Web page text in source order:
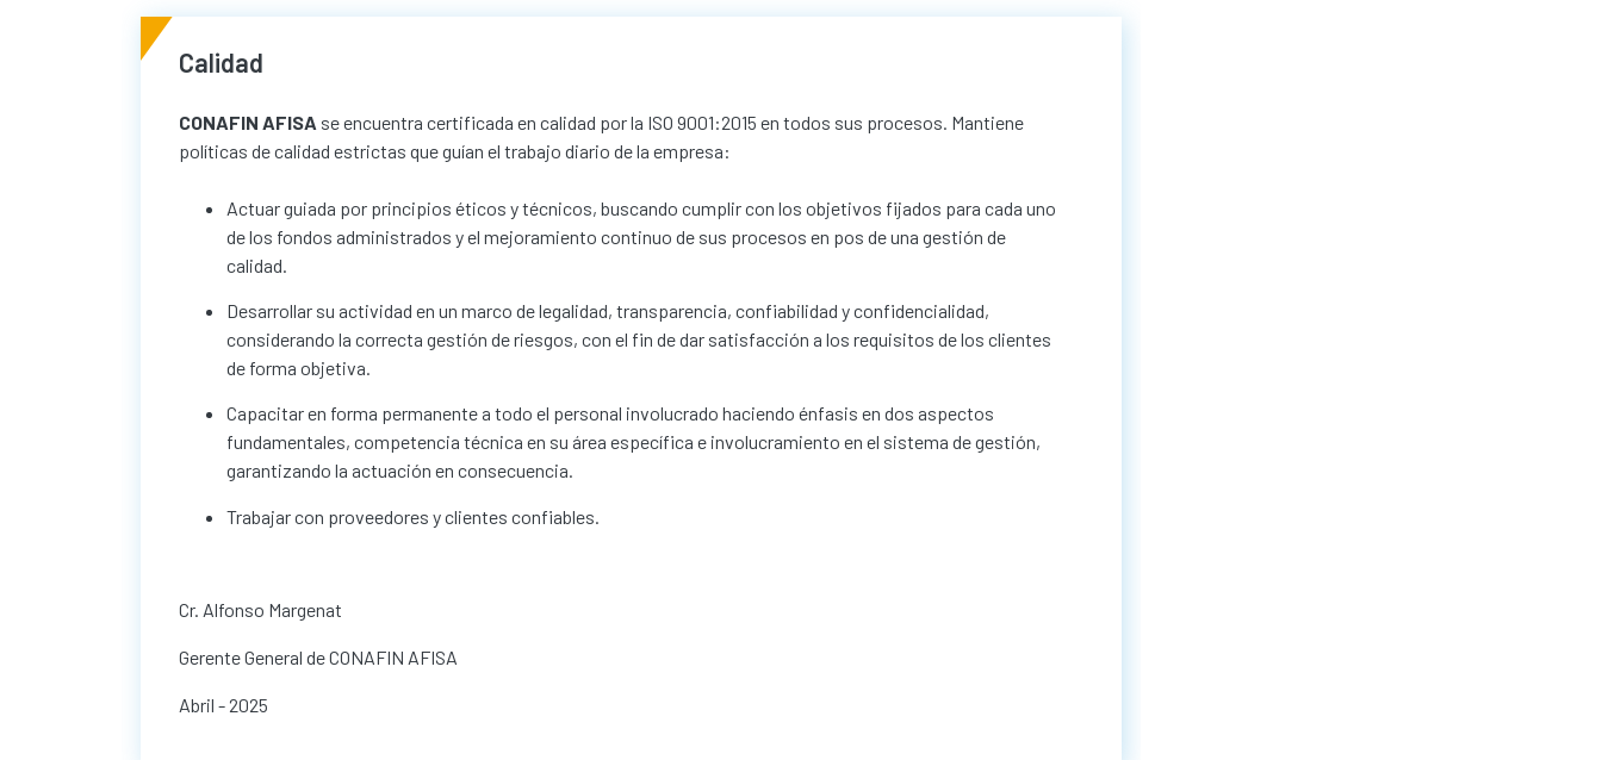
Calidad
CONAFIN AFISA se encuentra certificada en calidad por la ISO 9001:2015 en todos sus procesos. Mantiene
políticas de calidad estrictas que guían el trabajo diario de la empresa:
Actuar guiada por principios éticos y técnicos, buscando cumplir con los objetivos fijados para cada uno
de los fondos administrados y el mejoramiento continuo de sus procesos en pos de una gestión de
calidad.
Desarrollar su actividad en un marco de legalidad, transparencia, confiabilidad y confidencialidad,
considerando la correcta gestión de riesgos, con el fin de dar satisfacción a los requisitos de los clientes
de forma objetiva.
Capacitar en forma permanente a todo el personal involucrado haciendo énfasis en dos aspectos
fundamentales, competencia técnica en su área específica e involucramiento en el sistema de gestión,
garantizando la actuación en consecuencia.
Trabajar con proveedores y clientes confiables.
Cr. Alfonso Margenat
Gerente General de CONAFIN AFISA
Abril - 2025